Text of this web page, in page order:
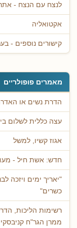
לנצח עם הנצח -
אקטואליה
קישורים נוספים -
מאמרים פופולריים
הדרת נשים או
עצה כללית לשלום
אגוז קשיו, למשל
חדש: אשת חיל -
"יאריך ימים ויזכה
כשרים"
רשימות הליכות,
ממרן הגר"ח